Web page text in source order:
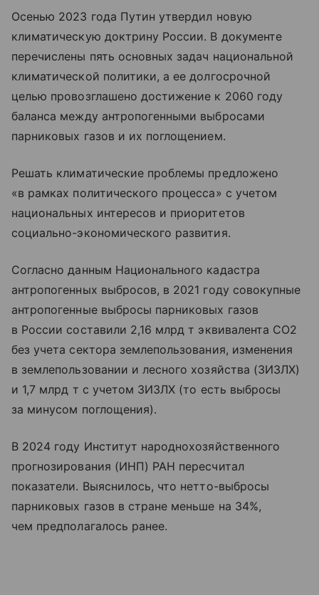
Осенью 2023 года Путин утвердил новую
климатическую доктрину России. В документе
перечислены пять основных задач национальной
климатической политики, а ее долгосрочной
целью провозглашено достижение к 2060 году
баланса между антропогенными выбросами
парниковых газов и их поглощением.
Решать климатические проблемы предложено
«в рамках политического процесса» с учетом
национальных интересов и приоритетов
социально-экономического развития.
Согласно данным Национального кадастра
антропогенных выбросов, в 2021 году совокупные
антропогенные выбросы парниковых газов
в России составили 2,16 млрд т эквивалента СО2
без учета сектора землепользования, изменения
в землепользовании и лесного хозяйства (ЗИЗЛХ)
и 1,7 млрд т с учетом ЗИЗЛХ (то есть выбросы
за минусом поглощения).
В 2024 году Институт народнохозяйственного
прогнозирования (ИНП) РАН пересчитал
показатели. Выяснилось, что нетто-выбросы
парниковых газов в стране меньше на 34%,
чем предполагалось ранее.